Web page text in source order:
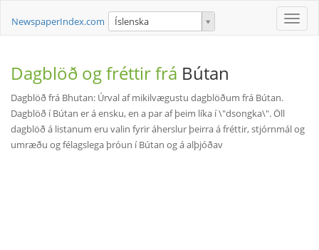
Toggle
NewspaperIndex.com Íslenska
Dagblöð og fréttir frá Bútan
Dagblöð frá Bhutan: Úrval af mikilvægustu dagblöðum frá Bútan.
Dagblöð í Bútan er á ensku, en a par af þeim líka í \"dsongka\". Öll
dagblöð á listanum eru valin fyrir áherslur þeirra á fréttir, stjórnmál og
umræðu og félagslega þróun í Bútan og á alþjóðav